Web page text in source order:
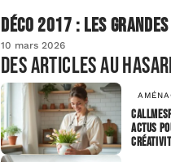
Déco 2017 : les
10 mars 2026
Des articles au
actus